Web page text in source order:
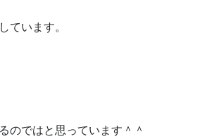
ています。
のではと思っています＾＾